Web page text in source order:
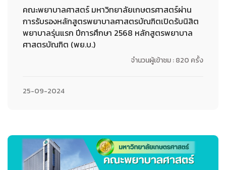
คณะพยาบาลศาสตร์ มหาวิทยาลัยเกษตรศาสตร์ผ่าน
การรับรองหลักสูตรพยาบาลศาสตรบัณฑิตเปิดรับนิสิต
พยาบาลรุ่นแรก ปีการศึกษา 2568 หลักสูตรพยาบาล
ศาสตรบัณฑิต (พย.บ.)
จำนวนผู้เข้าชม : 820 ครั้ง
25-09-2024